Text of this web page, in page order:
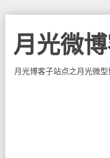
月光微
月光博客子站点之月光微型